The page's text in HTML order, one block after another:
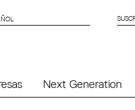
Next Generation